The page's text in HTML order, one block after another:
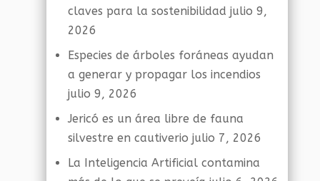
claves para la sostenibilidad julio 9,
2026
Especies de árboles foráneas ayudan
a generar y propagar los incendios
julio 9, 2026
Jericó es un área libre de fauna
silvestre en cautiverio julio 7, 2026
La Inteligencia Artificial contamina